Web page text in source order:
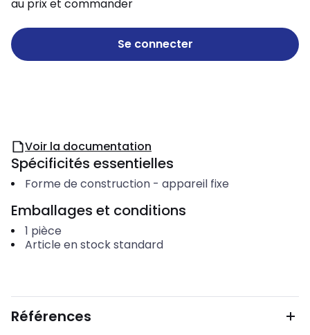
au prix et commander
Se connecter
Voir la documentation
Spécificités essentielles
Forme de construction- appareil fixe
Emballages et conditions
1 pièce
Article en stock standard
Références